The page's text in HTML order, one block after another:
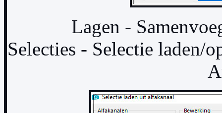
Lagen -
Selecties - Selectie laden/